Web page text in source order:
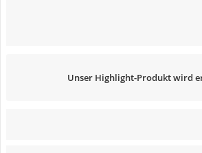
Unser Highlight-Produkt wird